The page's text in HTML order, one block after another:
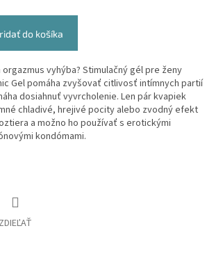
do košíka
vyhýba? Stimulačný gél pre ženy
Gel pomáha zvyšovať citlivosť intímnych partií
dosiahnuť vyvrcholenie. Len pár kvapiek
chladivé, hrejivé pocity alebo zvodný efekt
a možno ho používať s erotickými
kondómami.
ZDIEĽAŤ